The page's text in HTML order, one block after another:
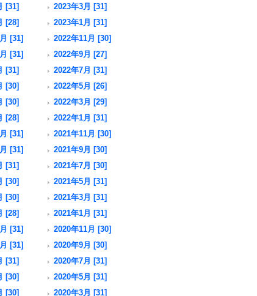
[31]
2023年3月 [31]
[28]
2023年1月 [31]
[31]
2022年11月 [30]
[31]
2022年9月 [27]
[31]
2022年7月 [31]
[30]
2022年5月 [26]
[30]
2022年3月 [29]
[28]
2022年1月 [31]
[31]
2021年11月 [30]
[31]
2021年9月 [30]
[31]
2021年7月 [30]
[30]
2021年5月 [31]
[30]
2021年3月 [31]
[28]
2021年1月 [31]
[31]
2020年11月 [30]
[31]
2020年9月 [30]
[31]
2020年7月 [31]
[30]
2020年5月 [31]
[30]
2020年3月 [31]